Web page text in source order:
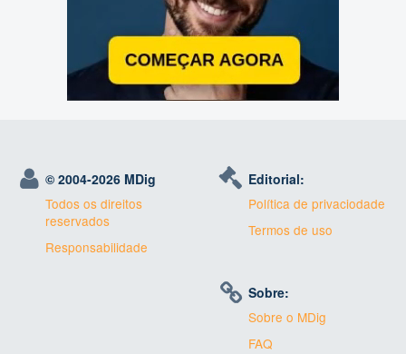
© 2004-2026 MDig
Todos os direitos
reservados
Responsabilidade
Editorial:
Política de privaciodade
Termos de uso
Sobre:
Sobre o MDig
FAQ